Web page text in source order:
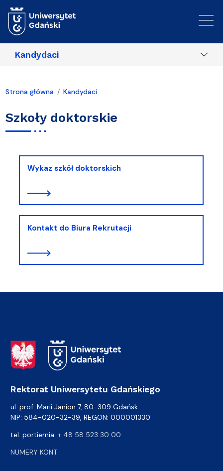
Kandydaci
Strona główna Kandydaci
Szkoły doktorskie
Wykaz szkół doktorskich
Kontakt do Biura Rekrutacji
Adres Rektoratu
Rektorat Uniwersytetu Gdańskiego
ul. prof. Marii Janion 7, 80-309 Gdańsk
NIP: 584-020-32-39, REGON: 000001330
tel. portiernia: + 48 58 523 30 00
NUMERY KONT